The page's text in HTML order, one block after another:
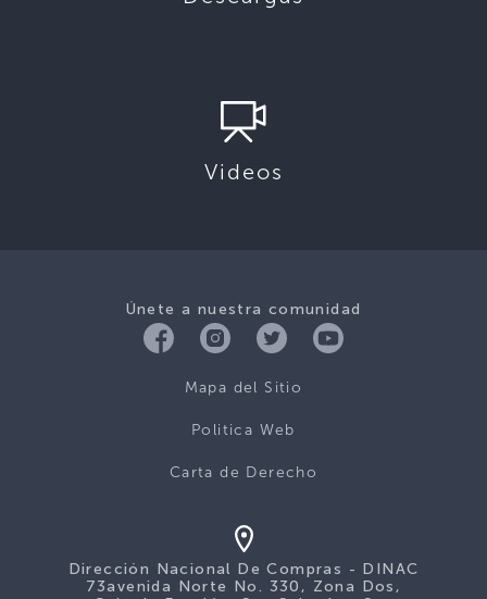
Videos
Únete a nuestra comunidad
Mapa del Sitio
Politica Web
Carta de Derecho
Dirección Nacional De Compras - DINAC
73avenida Norte No. 330, Zona Dos,